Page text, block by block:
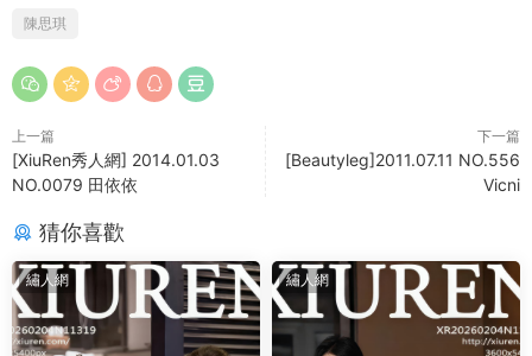
陳思琪
上一篇
[XiuRen秀人網] 2014.01.03
NO.0079 田依依
下一篇
[Beautyleg]2011.07.11 NO.556
Vicni
猜你喜歡
繡人網 繡人網